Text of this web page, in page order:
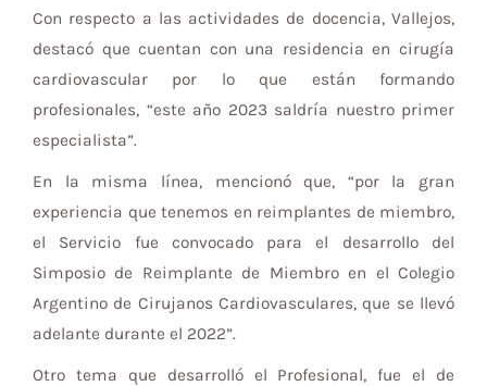
Con respecto a las actividades de docencia, Vallejos,
destacó que cuentan con una residencia en cirugía
cardiovascular por lo que están formando
profesionales, “este año 2023 saldría nuestro primer
especialista”.
En la misma línea, mencionó que, “por la gran
experiencia que tenemos en reimplantes de miembro,
el Servicio fue convocado para el desarrollo del
Simposio de Reimplante de Miembro en el Colegio
Argentino de Cirujanos Cardiovasculares, que se llevó
adelante durante el 2022”.
Otro tema que desarrolló el Profesional, fue el de